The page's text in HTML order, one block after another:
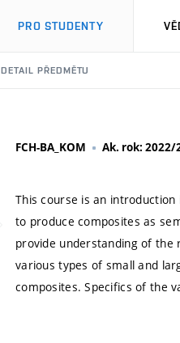
PRO STUDENTY
DETAIL PŘEDMĚTU
FCH-BA_KOM Ak. rok: 2022/
This course is an
to produce composites as
provide understanding of
various types of small and
composites. Specifics of the